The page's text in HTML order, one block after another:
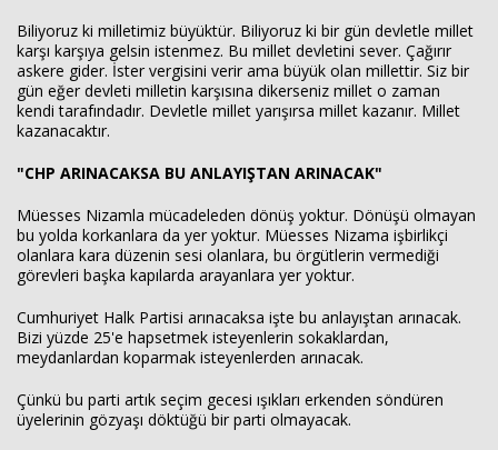
Biliyoruz ki milletimiz büyüktür. Biliyoruz ki bir gün devletle millet
karşı karşıya gelsin istenmez. Bu millet devletini sever. Çağırır
askere gider. İster vergisini verir ama büyük olan millettir. Siz bir
gün eğer devleti milletin karşısına dikerseniz millet o zaman
kendi tarafındadır. Devletle millet yarışırsa millet kazanır. Millet
kazanacaktır.
"CHP ARINACAKSA BU ANLAYIŞTAN ARINACAK"
Müesses Nizamla mücadeleden dönüş yoktur. Dönüşü olmayan
bu yolda korkanlara da yer yoktur. Müesses Nizama işbirlikçi
olanlara kara düzenin sesi olanlara, bu örgütlerin vermediği
görevleri başka kapılarda arayanlara yer yoktur.
Cumhuriyet Halk Partisi arınacaksa işte bu anlayıştan arınacak.
Bizi yüzde 25'e hapsetmek isteyenlerin sokaklardan,
meydanlardan koparmak isteyenlerden arınacak.
Çünkü bu parti artık seçim gecesi ışıkları erkenden söndüren
üyelerinin gözyaşı döktüğü bir parti olmayacak.